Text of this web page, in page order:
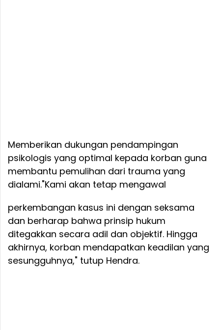
Memberikan dukungan pendampingan
psikologis yang optimal kepada korban guna
membantu pemulihan dari trauma yang
dialami."Kami akan tetap mengawal
perkembangan kasus ini dengan seksama
dan berharap bahwa prinsip hukum
ditegakkan secara adil dan objektif. Hingga
akhirnya, korban mendapatkan keadilan yang
sesungguhnya," tutup Hendra.